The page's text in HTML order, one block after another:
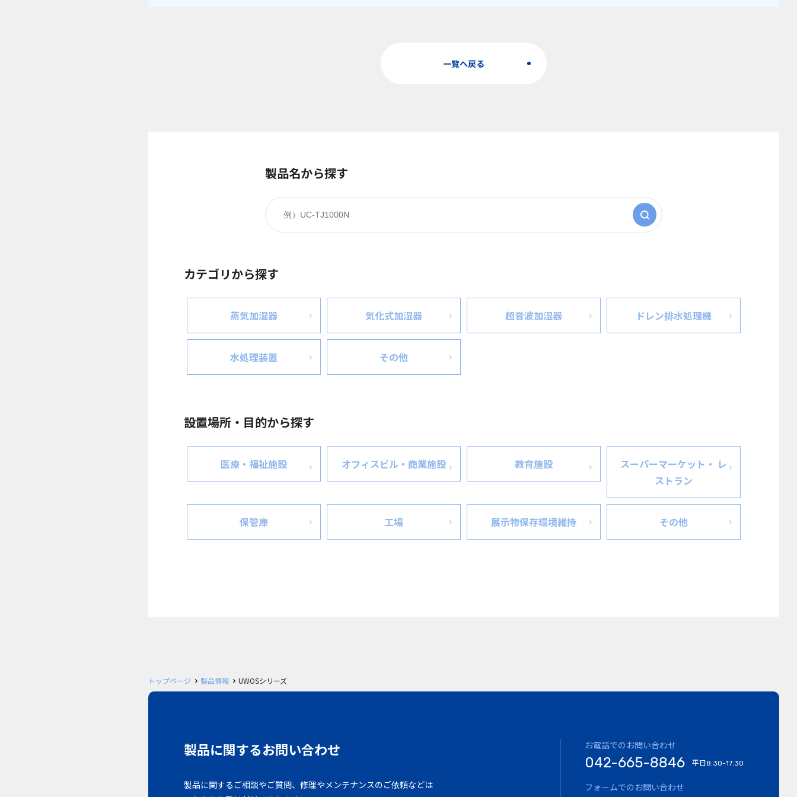
一覧へ戻る
製品名から探す
カテゴリから探す
蒸気加湿器 気化式加湿器 超音波加湿器 ドレン排水処理機
水処理装置 その他
設置場所・目的から探す
医療・福祉施設 オフィスビル・商業施設 教育施設
スーパーマーケット・ レ
ストラン
保管庫 工場 展示物保存環境維持 その他
トップページ 製品情報 UWOSシリーズ
製品に関するお問い合わせ
製品に関するご相談やご質問、修理やメンテナンスのご依頼などは
お電話でのお問い合わせ
042-665-8846 平日8:30-17:30
フォームでのお問い合わせ